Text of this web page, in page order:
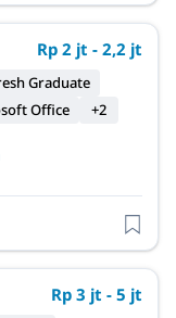
Rp 2 jt - 2,2 jt
Graduate
Office +2
Rp 3 jt - 5 jt